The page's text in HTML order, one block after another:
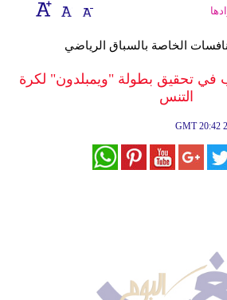
وموسيقى
أزياء
الخاصة بالسباق الرياضي
في تحقيق بطولة "ويمبلدون" لكرة
التنس
GMT